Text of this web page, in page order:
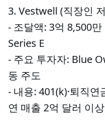
3. Vestwell (직장인
- 조달액: 3억 8,500
Series E
- 주요 투자자: Blue
동 주도
- 내용: 401(k)·퇴직
연 매출 2억 달러 이